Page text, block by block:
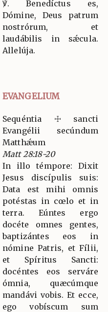
℣. Benedíctus es,
Dómine, Deus patrum
nostrórum, et
laudábilis in sǽcula.
Allelúja.
EVANGELIUM
Sequéntia ☩ sancti
Evangélii secúndum
Matthǽum
Matt 28:18-20
In illo témpore: Dixit
Jesus discípulis suis:
Data est mihi omnis
potéstas in cœlo et in
terra. Eúntes ergo
docéte omnes gentes,
baptizántes eos in
nómine Patris, et Fílii,
et Spíritus Sancti:
docéntes eos serváre
ómnia, quæcúmque
mandávi vobis. Et ecce,
ego vobíscum sum